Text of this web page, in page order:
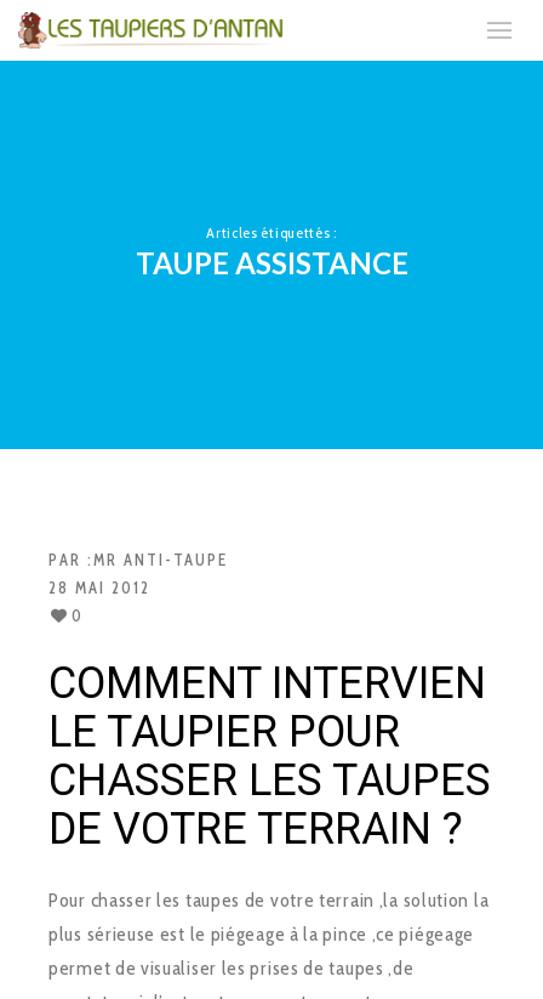
Articles étiquettés :
TAUPE ASSISTANCE
PAR :MR ANTI-TAUPE
28 MAI 2012
0
COMMENT INTERVIEN
LE TAUPIER POUR
CHASSER LES TAUPES
DE VOTRE TERRAIN ?
Pour chasser les taupes de votre terrain ,la solution la
plus sérieuse est le piégeage à la pince ,ce piégeage
permet de visualiser les prises de taupes ,de